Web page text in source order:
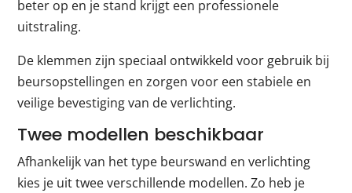
beter op en je stand krijgt een professionele
uitstraling.
De klemmen zijn speciaal ontwikkeld voor gebruik bij
beursopstellingen en zorgen voor een stabiele en
veilige bevestiging van de verlichting.
Twee modellen beschikbaar
Afhankelijk van het type beurswand en verlichting
kies je uit twee verschillende modellen. Zo heb je